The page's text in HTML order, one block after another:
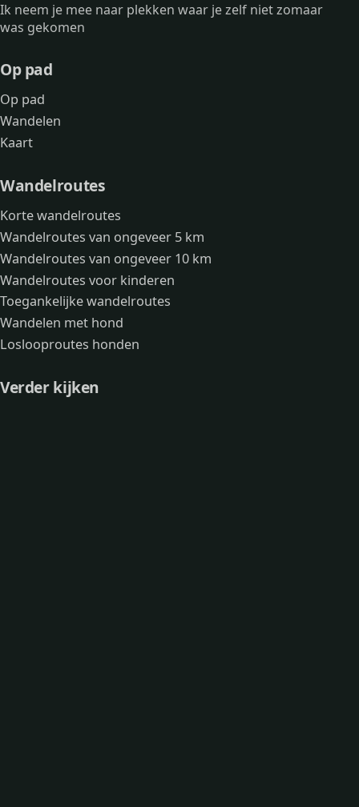
Ik neem je mee naar plekken waar je zelf niet zomaar
was gekomen
Op pad
Op pad
Wandelen
Kaart
Wandelroutes
Korte wandelroutes
Wandelroutes van ongeveer 5 km
Wandelroutes van ongeveer 10 km
Wandelroutes voor kinderen
Toegankelijke wandelroutes
Wandelen met hond
Loslooproutes honden
Verder kijken